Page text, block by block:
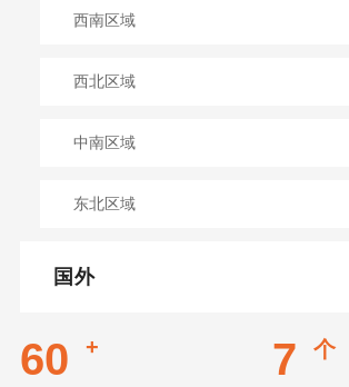
西南区域
西北区域
中南区域
东北区域
国外
60 + 7 个